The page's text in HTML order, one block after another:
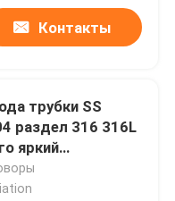
Контакты
трубки SS
раздел 316 316L
яркий
неубедительный